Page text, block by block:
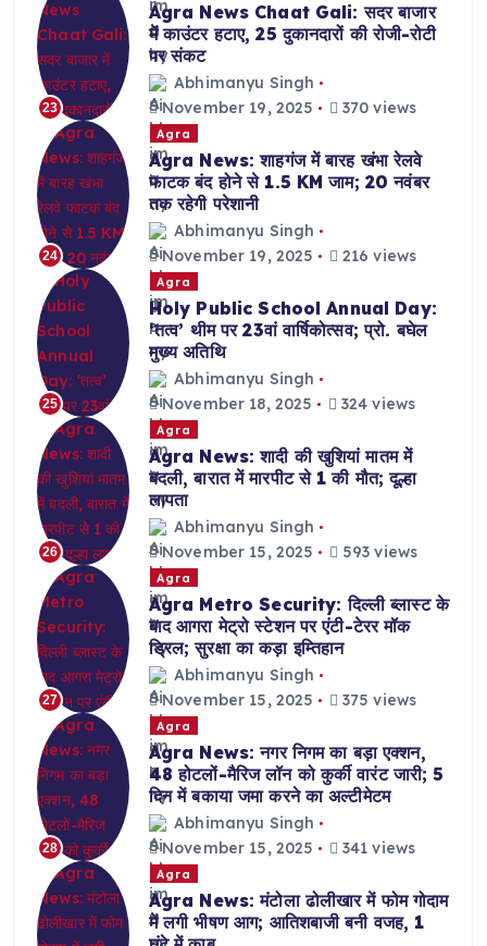
23
Agra News Chaat Gali: सदर बाजार
में काउंटर हटाए, 25 दुकानदारों की रोजी-रोटी
पर संकट
Abhimanyu Singh
November 19, 2025
370 views
24
Agra
Agra News: शाहगंज में बारह खंभा रेलवे
फाटक बंद होने से 1.5 KM जाम; 20 नवंबर
तक रहेगी परेशानी
Abhimanyu Singh
November 19, 2025
216 views
25
Agra
Holy Public School Annual Day:
‘तत्व’ थीम पर 23वां वार्षिकोत्सव; प्रो. बघेल
मुख्य अतिथि
Abhimanyu Singh
November 18, 2025
324 views
26
Agra
Agra News: शादी की खुशियां मातम में
बदली, बारात में मारपीट से 1 की मौत; दूल्हा
लापता
Abhimanyu Singh
November 15, 2025
593 views
27
Agra
Agra Metro Security: दिल्ली ब्लास्ट के
बाद आगरा मेट्रो स्टेशन पर एंटी-टेरर मॉक
ड्रिल; सुरक्षा का कड़ा इम्तिहान
Abhimanyu Singh
November 15, 2025
375 views
28
Agra
Agra News: नगर निगम का बड़ा एक्शन,
48 होटलों-मैरिज लॉन को कुर्की वारंट जारी; 5
दिन में बकाया जमा करने का अल्टीमेटम
Abhimanyu Singh
November 15, 2025
341 views
Agra
Agra News: मंटोला ढोलीखार में फोम गोदाम
में लगी भीषण आग; आतिशबाजी बनी वजह, 1